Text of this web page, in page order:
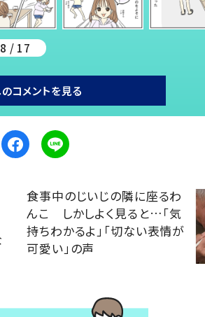
8 / 17
コメントを見る
食事中のじいじの隣に座るわ
んこ しかしよく見ると…「気
持ちわかるよ」「切ない表情が
可愛い」の声